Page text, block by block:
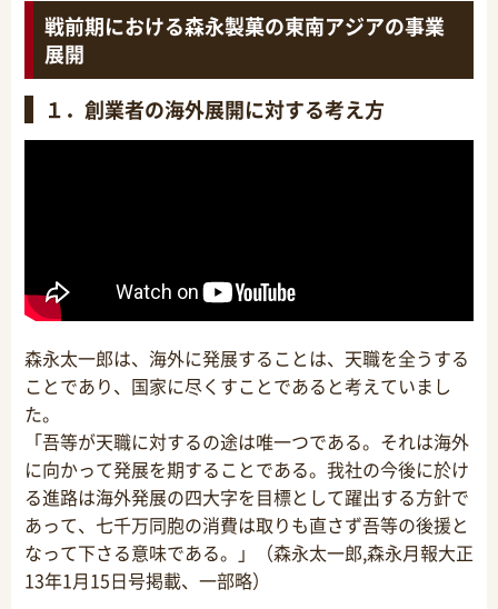
戦前期における森永製菓の東南アジアの事業
展開
１．創業者の海外展開に対する考え方
森永太一郎は、海外に発展することは、天職を全うする
ことであり、国家に尽くすことであると考えていまし
た。
「吾等が天職に対するの途は唯一つである。 それは海外
に向かって発展を期することである。 我社の今後に於け
る進路は海外発展の四大字を目標として躍出する方針で
あって、 七千万同胞の消費は取りも直さず吾等の後援と
なって下さる意味である。」（森永太一郎,森永月報大正
13年1月15日号掲載、 一部略）